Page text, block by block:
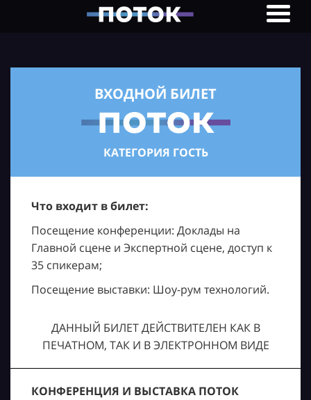
ВХОДНОЙ БИЛЕТ
КАТЕГОРИЯ ГОСТЬ
Что входит в билет:
Посещение конференции: Доклады на
Главной сцене и Экспертной сцене, доступ к
35 спикерам;
Посещение выставки: Шоу-рум технологий.
ДАННЫЙ БИЛЕТ ДЕЙСТВИТЕЛЕН КАК В
ПЕЧАТНОМ, ТАК И В ЭЛЕКТРОННОМ ВИДЕ
КОНФЕРЕНЦИЯ И ВЫСТАВКА ПОТОК